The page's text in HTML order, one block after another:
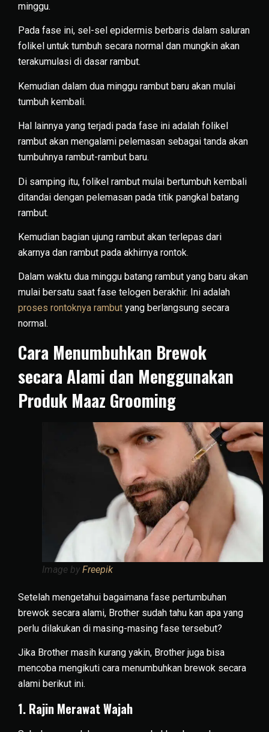
minggu.
Pada fase ini, sel-sel epidermis berbaris dalam saluran
folikel untuk tumbuh secara normal dan mungkin akan
terakumulasi di dasar rambut.
Kemudian dalam dua minggu rambut baru akan mulai
tumbuh kembali.
Hal lainnya yang terjadi pada fase ini adalah folikel
rambut akan mengalami pelemasan sebagai tanda akan
tumbuhnya rambut-rambut baru.
Di samping itu, folikel rambut mulai bertumbuh kembali
ditandai dengan pelemasan pada titik pangkal batang
rambut.
Kemudian bagian ujung rambut akan terlepas dari
akarnya dan rambut pada akhirnya rontok.
Dalam waktu dua minggu batang rambut yang baru akan
mulai bersatu saat fase telogen berakhir. Ini adalah
proses rontoknya rambut yang berlangsung secara
normal.
Cara Menumbuhkan Brewok
secara Alami dan Menggunakan
Produk Maaz Grooming
Image byFreepik
Setelah mengetahui bagaimana fase pertumbuhan
brewok secara alami, Brother sudah tahu kan apa yang
perlu dilakukan di masing-masing fase tersebut?
Jika Brother masih kurang yakin, Brother juga bisa
mencoba mengikuti cara menumbuhkan brewok secara
alami berikut ini.
1. Rajin Merawat Wajah